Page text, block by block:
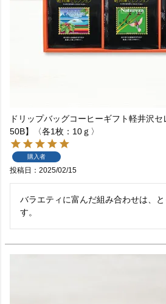
ドリップバッグコーヒーギフト軽井沢
50B】〈各1枚：10ｇ〉
購入者
投稿日 2025/02/15
バラエティに富んだ組み合わせは、
す。